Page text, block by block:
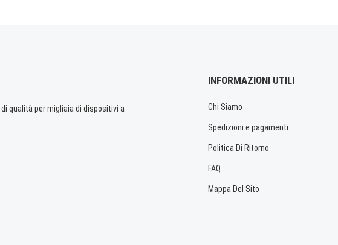
qualità per migliaia di dispositivi a
INFORMAZIONI UTILI
Chi Siamo
Spedizioni e pagamenti
Politica Di Ritorno
FAQ
Mappa Del Sito